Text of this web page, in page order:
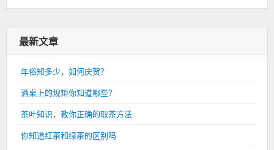
最新文章
年俗知多少，如何庆贺？
酒桌上的规矩你知道哪些？
茶叶知识，教你正确的取茶方法
你知道红茶和绿茶的区别吗